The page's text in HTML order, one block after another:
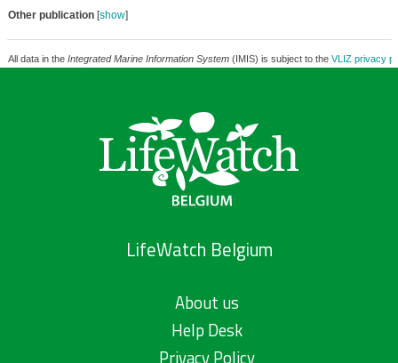
Other publication[show]
All data in the Integrated Marine Information System(IMIS) is subject to the VLIZ privacy
LifeWatch Belgium
About us
Help Desk
Privacy Policy